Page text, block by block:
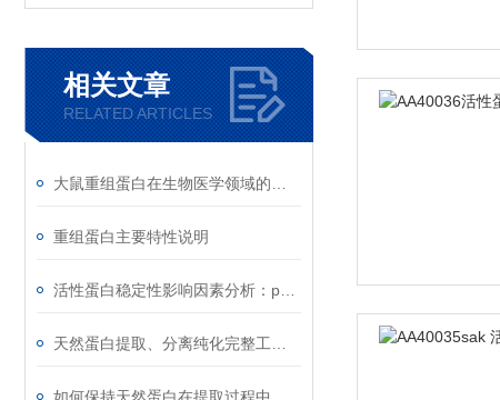
相关文章
RELATED ARTICLES
重组蛋白主要特性说明